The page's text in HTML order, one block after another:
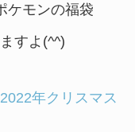
ケモンの福袋
すよ(^^)
2022年クリスマス